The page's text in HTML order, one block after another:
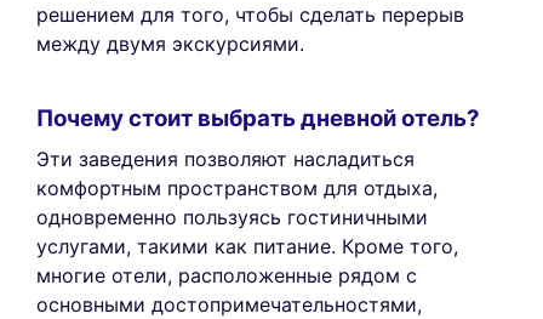
решением для того, чтобы сделать перерыв
между двумя экскурсиями.
Почему стоит выбрать дневной отель?
Эти заведения позволяют насладиться
комфортным пространством для отдыха,
одновременно пользуясь гостиничными
услугами, такими как питание. Кроме того,
многие отели, расположенные рядом с
основными достопримечательностями,